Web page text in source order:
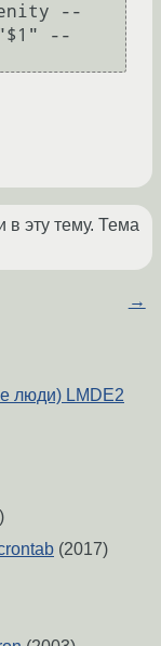
--
--
эту тему. Тема
→
люди) LMDE2
(2017)